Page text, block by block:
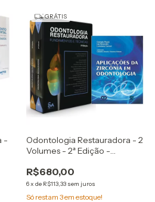
-
-
GRÁTIS
Odontologia Restauradora - 2
Volumes - 2ª Edição -
Narciso Baratieri + Aplicações
Da Zircônia Em Odontologia
R$680,00
6x de R$113,33 sem juros
Só restam 3em estoque!